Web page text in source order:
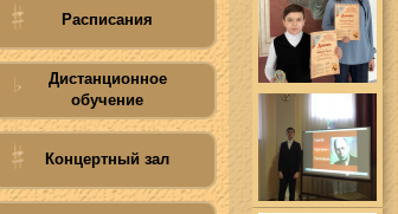
Расписания
Дистанционное
обучение
Концертный зал